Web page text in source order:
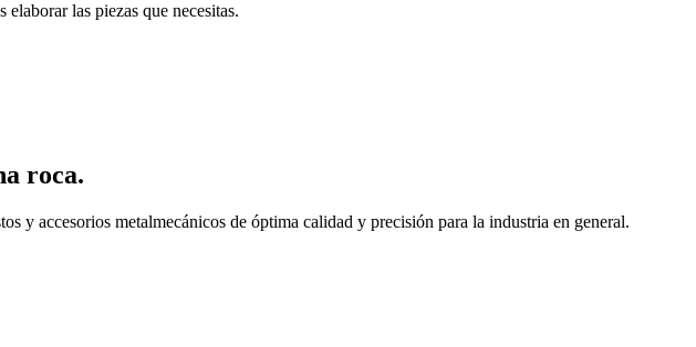
las piezas que necesitas.
roca.
y accesorios metalmecánicos de óptima calidad y precisión para la industria en general.